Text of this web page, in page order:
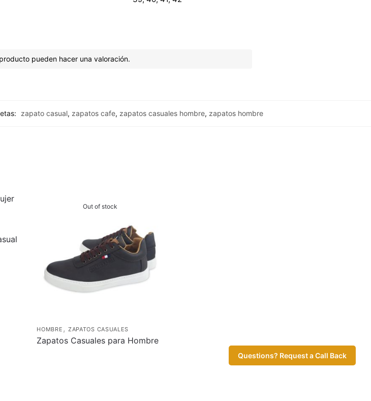
Questions? Request a Call Back
pueden hacer una valoración.
zapato casual, zapatos cafe, zapatos casuales hombre, zapatos hombre
Out of stock
HOMBRE , ZAPATOS CASUALES
Zapatos Casuales para Hombre